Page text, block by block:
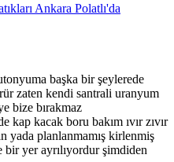
Ankara Polatlı'da
başka bir şeylerede
zaten kendi santrali uranyum
bize bırakmaz
kap kacak boru bakım ıvır zıvır
yada planlanmamış kirlenmiş
yer ayrılıyordur şimdiden